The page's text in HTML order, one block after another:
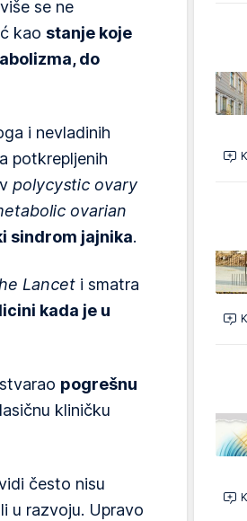
se ne
kao stanje koje
do
i nevladinih
potkrepljenih
polycystic ovary
ovarian
sindrom jajnika.
Lancet i smatra
kada je u
pogrešnu
kliničku
često nisu
u razvoju. Upravo